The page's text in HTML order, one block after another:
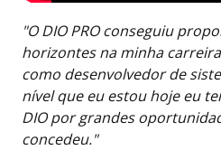
"O DIO PRO conseguiu
horizontes na minha
como desenvolvedor de
nível que eu estou hoje eu
DIO por grandes
concedeu."